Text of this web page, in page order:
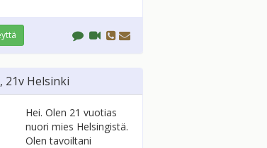
, 21v Helsinki
Hei. Olen 21 vuotias
nuori mies Helsingistä.
Olen tavoiltani